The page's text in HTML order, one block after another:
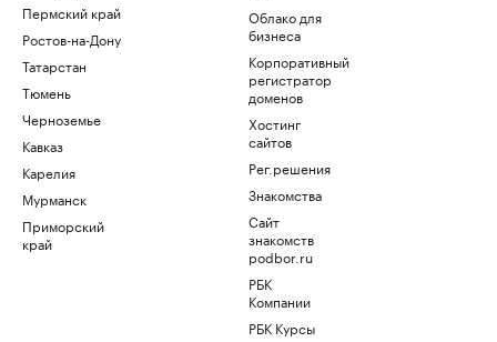
Пермский край
Ростов-на-Дону
Татарстан
Тюмень
Черноземье
Кавказ
Карелия
Мурманск
Приморский
край
Облако для
бизнеса
Корпоративный
регистратор
доменов
Хостинг
сайтов
Рег.решения
Знакомства
Сайт
знакомств
podbor.ru
РБК
Компании
РБК Курсы